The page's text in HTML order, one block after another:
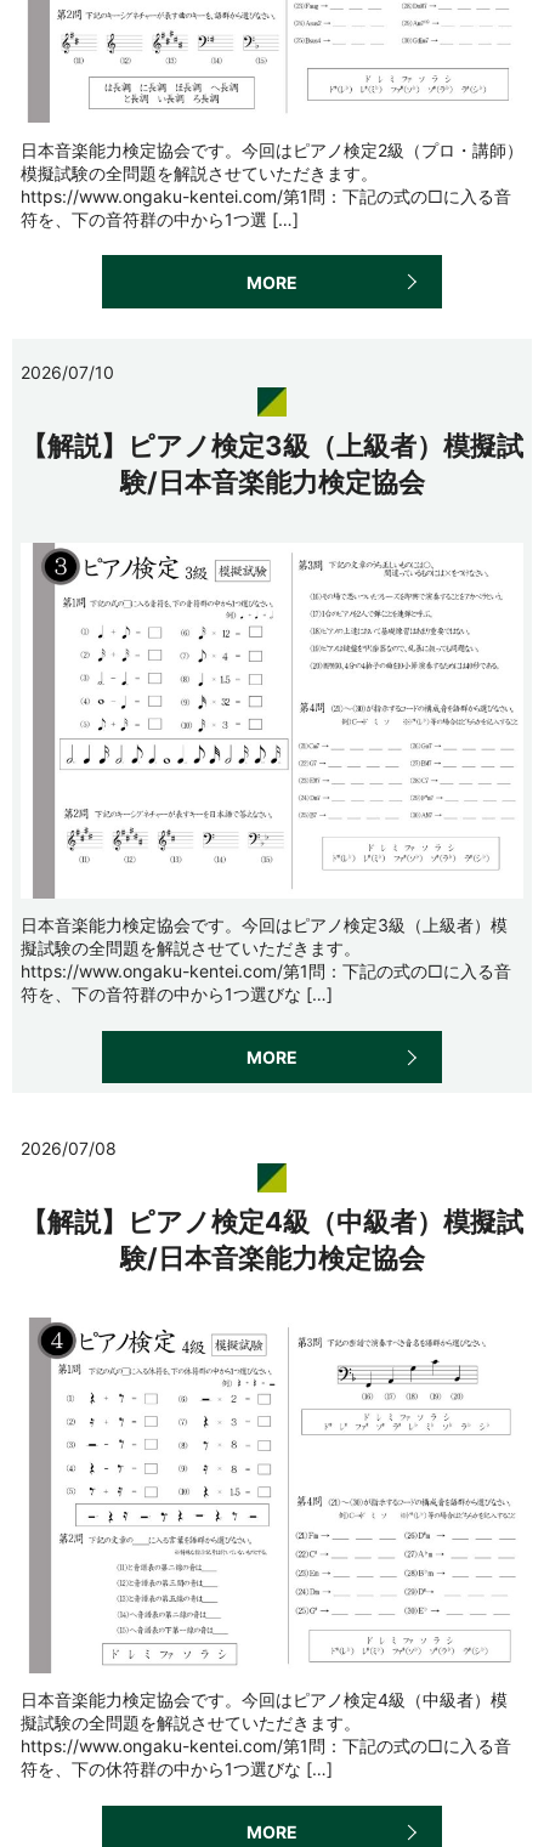
日本音楽能力検定協会です。今回はピアノ検定2級（プロ・講師）
模擬試験の全問題を解説させていただきます。
https://www.ongaku-kentei.com/第1問：下記の式の□に入る音
符を、下の音符群の中から1つ選 […]
MORE
2026/07/10
【解説】ピアノ検定3級（上級者）模擬試
験/日本音楽能力検定協会
日本音楽能力検定協会です。今回はピアノ検定3級（上級者）模
擬試験の全問題を解説させていただきます。
https://www.ongaku-kentei.com/第1問：下記の式の□に入る音
符を、下の音符群の中から1つ選びな […]
MORE
2026/07/08
【解説】ピアノ検定4級（中級者）模擬試
験/日本音楽能力検定協会
日本音楽能力検定協会です。今回はピアノ検定4級（中級者）模
擬試験の全問題を解説させていただきます。
https://www.ongaku-kentei.com/第1問：下記の式の□に入る音
符を、下の休符群の中から1つ選びな […]
MORE